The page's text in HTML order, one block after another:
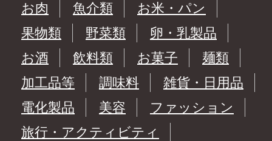
お肉
魚介類
お米・パン
果物類
野菜類
卵・乳製品
お酒
飲料類 お菓子
麺類
加工品等
調味料
雑貨・日用品
電化製品
美容
ファッション
旅行・アクティビティ